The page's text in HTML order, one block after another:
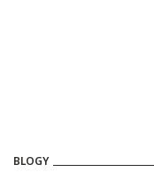
BLOGY